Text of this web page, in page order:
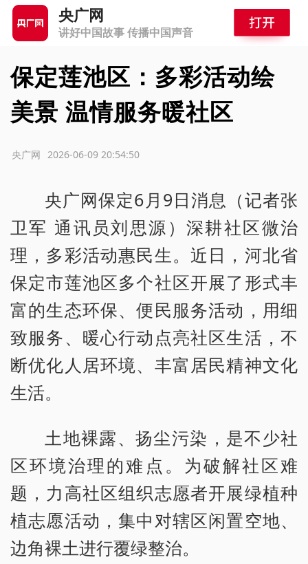
央广网
讲好中国故事 传播中国声音
保定莲池区：多彩活动绘
美景 温情服务暖社区
2026-06-09 20:54:50
央广网
央广网保定6月9日消息（记者张
卫军 通讯员刘思源）深耕社区微治
理，多彩活动惠民生。近日，河北省
保定市莲池区多个社区开展了形式丰
富的生态环保、便民服务活动，用细
致服务、暖心行动点亮社区生活，不
断优化人居环境、丰富居民精神文化
生活。
土地裸露、扬尘污染，是不少社
区环境治理的难点。为破解社区难
题，力高社区组织志愿者开展绿植种
植志愿活动，集中对辖区闲置空地、
边角裸土进行覆绿整治。